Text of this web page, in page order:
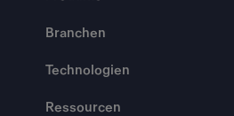
Branchen
Technologien
Ressourcen